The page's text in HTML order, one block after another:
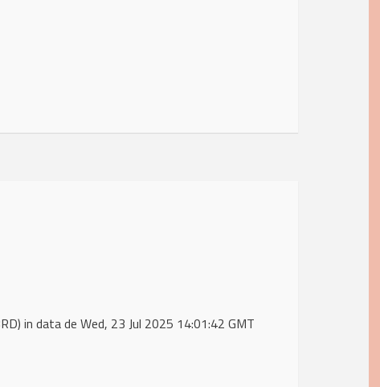
in data de Wed, 23 Jul 2025 14:01:42 GMT